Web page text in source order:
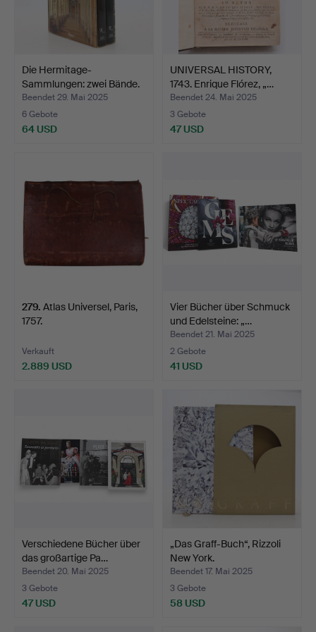
Die Hermitage-
Sammlungen: zwei Bände.
Beendet 29. Mai 2025
6 Gebote
64 USD
UNIVERSAL HISTORY,
1743. Enrique Flórez, „…
Beendet 24. Mai 2025
3 Gebote
47 USD
279. Atlas Universel, Paris,
1757.
Verkauft
2.889 USD
Vier Bücher über Schmuck
und Edelsteine: „…
Beendet 21. Mai 2025
2 Gebote
41 USD
Verschiedene Bücher über
das großartige Pa…
Beendet 20. Mai 2025
3 Gebote
47 USD
„Das Graff-Buch“, Rizzoli
New York.
Beendet 17. Mai 2025
3 Gebote
58 USD